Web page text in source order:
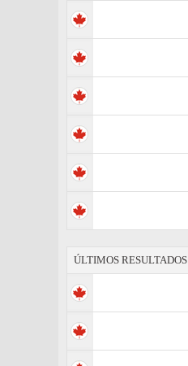
ÚLTIMOS RESULTADOS